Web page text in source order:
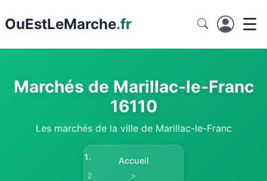
OuEstLeMarche.fr ☰
Marchés de Marillac-le-Franc
16110
Les marchés de la ville de Marillac-le-Franc
Accueil
>